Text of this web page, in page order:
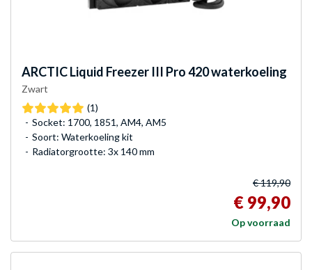
ARCTICLiquid Freezer III Pro 420 waterkoeling
Zwart
(1)
Socket: 1700, 1851, AM4, AM5
Soort: Waterkoeling kit
Radiatorgrootte: 3x 140 mm
€ 119,90
€ 99,90
Op voorraad